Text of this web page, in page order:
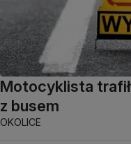
Motocyklista
z busem
OKOLICE